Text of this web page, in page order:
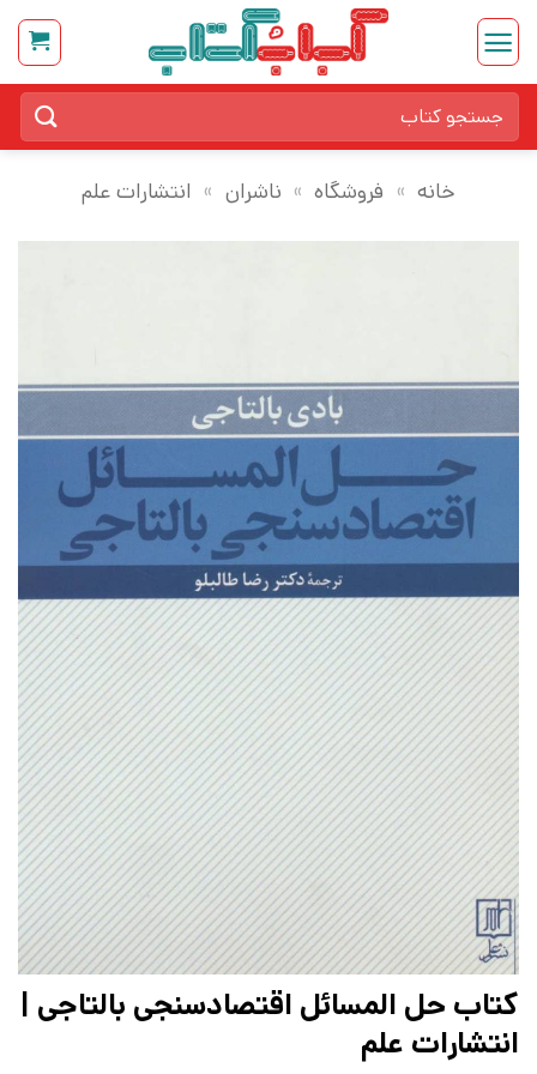
Skip
content
برای:
خانه » فروشگاه » ناشران » انتشارات علم
کتاب حل المسائل اقتصادسنجی بالتاجی |
انتشارات علم